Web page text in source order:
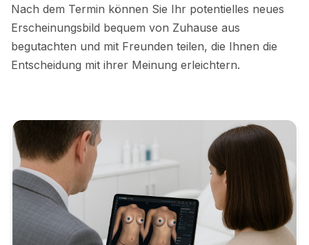
Nach dem Termin können Sie Ihr potentielles neues
Erscheinungsbild bequem von Zuhause aus
begutachten und mit Freunden teilen, die Ihnen die
Entscheidung mit ihrer Meinung erleichtern.